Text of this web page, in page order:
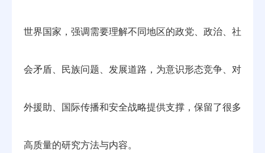
世界国家，强调需要理解不同地区的政党、政治、社
会矛盾、民族问题、发展道路，为意识形态竞争、对
外援助、国际传播和安全战略提供支撑，保留了很多
高质量的研究方法与内容。